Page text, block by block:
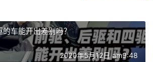
的车能开出差别吗？
2020年5月12日 am9:48